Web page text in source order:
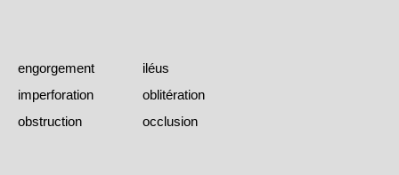
engorgement
iléus
imperforation
oblitération
obstruction
occlusion